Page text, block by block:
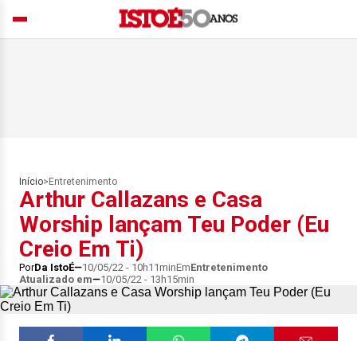
Início> Entretenimento
Arthur Callazans e Casa
Worship lançam Teu Poder (Eu
Creio Em Ti)
PorDa IstoÉ 10/05/22 - 10h11minEmEntretenimento
Atualizado em
10/05/22 - 13h15min